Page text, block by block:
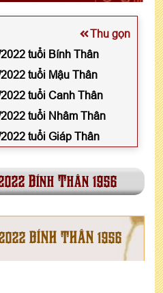
Thu gọn
tuổi Bính Thân
tuổi Mậu Thân
tuổi Canh Thân
tuổi Nhâm Thân
tuổi Giáp Thân
Bính Thân 1956
BÍNH THÂN 1956